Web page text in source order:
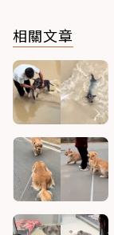
相關文章